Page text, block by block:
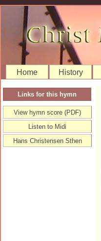
Home History
Links for this hymn
View hymn score (PDF)
Listen to Midi
Hans Christensen Sthen